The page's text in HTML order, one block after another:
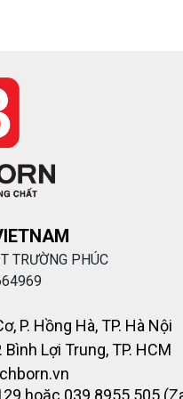
TRƯỜNG PHÚC
P. Hồng Hà, TP. Hà Nội
Lợi Trung, TP. HCM
hoặc 039 8955 505